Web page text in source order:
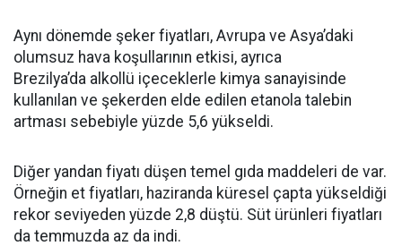
Aynı dönemde şeker fiyatları, Avrupa ve Asya’daki
olumsuz hava koşullarının etkisi, ayrıca
Brezilya’da alkollü içeceklerle kimya sanayisinde
kullanılan ve şekerden elde edilen etanola talebin
artması sebebiyle yüzde 5,6 yükseldi.
Diğer yandan fiyatı düşen temel gıda maddeleri de var.
Örneğin et fiyatları, haziranda küresel çapta yükseldiği
rekor seviyeden yüzde 2,8 düştü. Süt ürünleri fiyatları
da temmuzda az da indi.